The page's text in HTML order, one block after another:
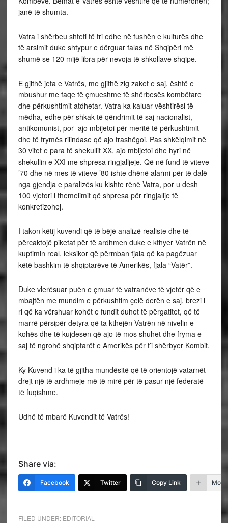
janë të shumta.
Vatra i shërbeu shteti të tri edhe në fushën e kulturës dhe
të arsimit duke shtypur e dërguar falas në Shqipëri më
shumë se 120 mijë libra për nevoja të shkollave shqipe.
E gjithë jeta e Vatrës, me gjithë zig zaket e saj, është e
mbushur me faqe të çmueshme të shërbesës kombëtare
dhe përkushtimit atdhetar. Vatra ka kaluar vështirësi të
mëdha, edhe për shkak të qëndrimit të saj nacionalist,
antikomunist, por ajo mbijetoi për meritë të përkushtimit
dhe të frymës rilindase që ajo trashëgoi. Pas shkëlqimit në
30 vitet e para të shekullit XX, ajo mbijetoi dhe hyri në
shekullin e XXI me shpresa ringjalljeje. Që në fund të viteve
’70 dhe në mes të viteve ’80 ishte dhënë alarmi për të dalë
nga gjendja e paralizës ku kishte rënë Vatra, por u desh
100 vjetori i themelimit që shpresa për ringjallje të
konkretizohej.
I takon këtij kuvendi që të bëjë analizë realiste dhe të
përcaktojë piketat për të ardhmen duke e kthyer Vatrën në
kuptimin real, leksikor që përmban fjala që ka pagëzuar
këtë bashkim të shqiptarëve të Amerikës, fjala “Vatër”.
Duke vlerësuar puën e çmuar të vatranëve të vjetër që e
mbajtën me mundim e përkushtim çelë derën e saj, brezi i
ri që ka vërshuar kohët e fundit duhet të përgatitet, që të
marrë përsipër detyra që ta kthejën Vatrën në nivelin e
kohës dhe të kujdesen që ajo të mos shuhet dhe fryma e
saj të ngrohë shqiptarët e Amerikës për t’i shërbyer Kombit.
Ky Kuvend i ka të gjitha mundësitë që të orientojë vatarnët
drejt një të ardhmeje më të mirë për të pasur një federatë
të fuqishme.
Udhë të mbarë Kuvendit të Vatrës!
Share via:
Facebook Twitter Copy Link More
FILED UNDER: EDITORIAL